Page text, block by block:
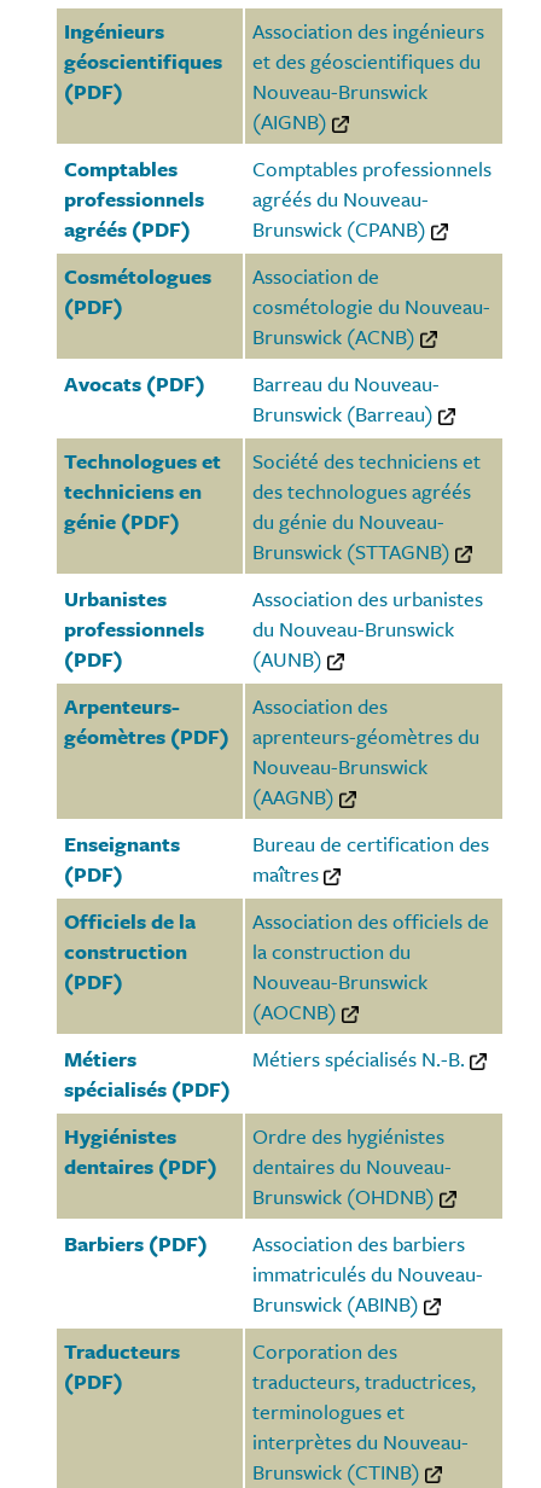
Ingénieurs
géoscientifiques
(PDF)
Association des ingénieurs
et des géoscientifiques du
Nouveau-Brunswick
(AIGNB)
Comptables
professionnels
agréés (PDF)
Comptables professionnels
agréés du Nouveau-
Brunswick (CPANB)
Cosmétologues
(PDF)
Association de
cosmétologie du Nouveau-
Brunswick (ACNB)
Avocats (PDF)
Barreau du Nouveau-
Brunswick (Barreau)
Technologues et
techniciens en
génie (PDF)
Société des techniciens et
des technologues agréés
du génie du Nouveau-
Brunswick (STTAGNB)
Urbanistes
professionnels
(PDF)
Association des urbanistes
du Nouveau-Brunswick
(AUNB)
Arpenteurs-
géomètres (PDF)
Association des
aprenteurs-géomètres du
Nouveau-Brunswick
(AAGNB)
Enseignants
(PDF)
Bureau de certification des
maîtres
Officiels de la
construction
(PDF)
Association des officiels de
la construction du
Nouveau-Brunswick
(AOCNB)
Métiers
spécialisés (PDF)
Métiers spécialisés N.-B.
Hygiénistes
dentaires (PDF)
Ordre des hygiénistes
dentaires du Nouveau-
Brunswick (OHDNB)
Barbiers (PDF)
Association des barbiers
immatriculés du Nouveau-
Brunswick (ABINB)
Traducteurs
(PDF)
Corporation des
traducteurs, traductrices,
terminologues et
interprètes du Nouveau-
Brunswick (CTINB)